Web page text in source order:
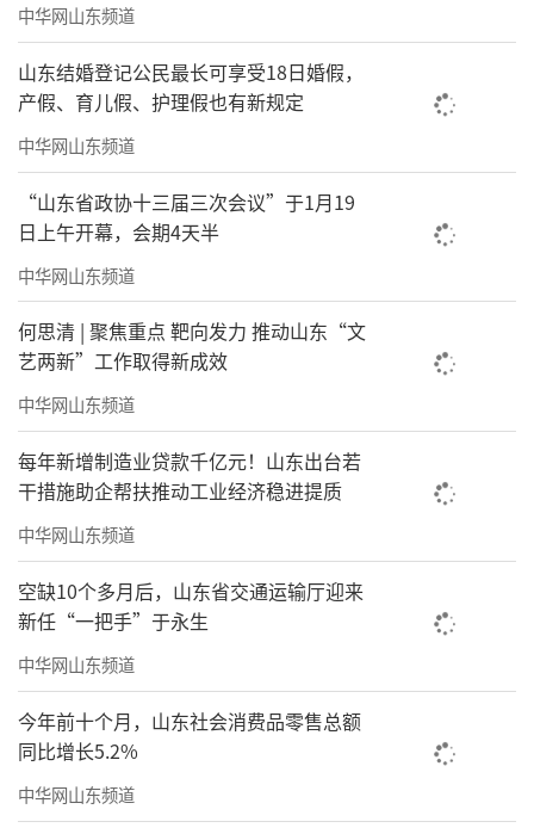
中华网山东频道
山东结婚登记公民最长可享受18日婚假，
产假、育儿假、护理假也有新规定
中华网山东频道
“山东省政协十三届三次会议”于1月19
日上午开幕，会期4天半
中华网山东频道
何思清 | 聚焦重点 靶向发力 推动山东“文
艺两新”工作取得新成效
中华网山东频道
每年新增制造业贷款千亿元！山东出台若
干措施助企帮扶推动工业经济稳进提质
中华网山东频道
空缺10个多月后，山东省交通运输厅迎来
新任“一把手”于永生
中华网山东频道
今年前十个月，山东社会消费品零售总额
同比增长5.2%
中华网山东频道